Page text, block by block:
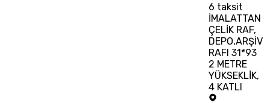
6 taksit
İMALATTAN
ÇELİK RAF,
DEPO,ARŞİV
RAFI 31*93
2 METRE
YÜKSEKLİK,
4 KATLI